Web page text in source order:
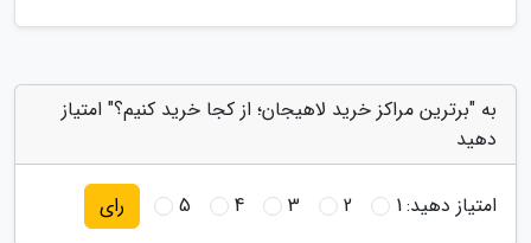
به "برترین مراکز خرید لاهیجان؛ از کجا خرید کنیم؟" امتیاز
دهید
امتیاز دهید:1
2
3
4
5 رای